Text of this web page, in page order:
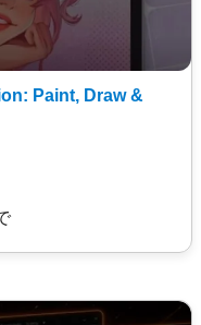
Paint, Draw &